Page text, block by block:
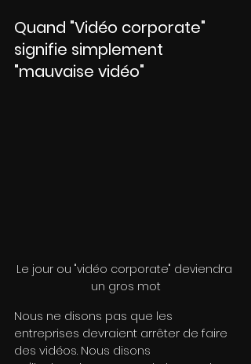
Quand "Vidéo corporate"
signifie simplement
"mauvaise vidéo"
Le jour ou "vidéo corporate" deviendra
un gros mot
Nous ne disons pas que les
entreprises devraient arrêter de faire
des vidéos. Nous disons